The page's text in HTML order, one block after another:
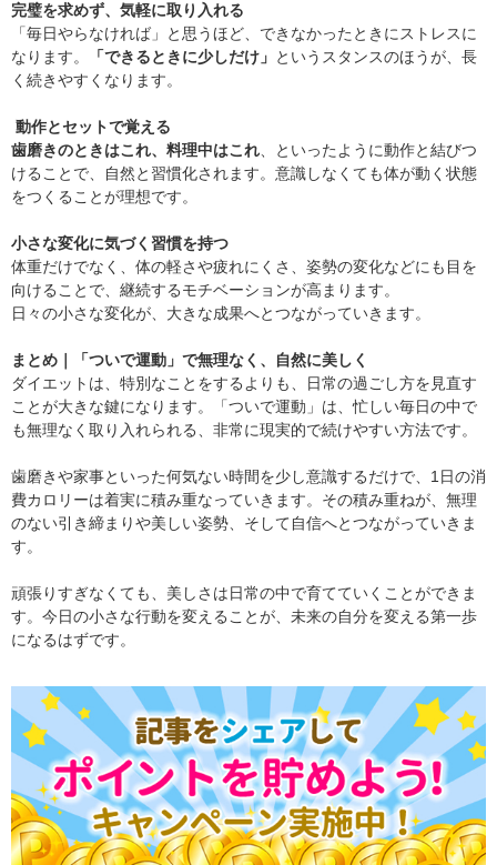
完璧を求めず、気軽に取り入れる
「毎日やらなければ」と思うほど、できなかったときにストレスに
なります。
「できるときに少しだけ」 というスタンスのほうが、長
く続きやすくなります。
動作とセットで覚える
歯磨きのときはこれ、料理中はこれ 、といったように動作と結びつ
けることで、自然と習慣化されます。意識しなくても体が動く状態
をつくることが理想です。
小さな変化に気づく習慣を持つ
体重だけでなく、体の軽さや疲れにくさ、姿勢の変化などにも目を
向けることで、継続するモチベーションが高まります。
日々の小さな変化が、大きな成果へとつながっていきます。
まとめ｜「ついで運動」で無理なく、自然に美しく
ダイエットは、特別なことをするよりも、日常の過ごし方を見直す
ことが大きな鍵になります。「ついで運動」は、忙しい毎日の中で
も無理なく取り入れられる、非常に現実的で続けやすい方法です。
歯磨きや家事といった何気ない時間を少し意識するだけで、1日の消
費カロリーは着実に積み重なっていきます。その積み重ねが、無理
のない引き締まりや美しい姿勢、そして自信へとつながっていきま
す。
頑張りすぎなくても、美しさは日常の中で育てていくことができま
す。今日の小さな行動を変えることが、未来の自分を変える第一歩
になるはずです。